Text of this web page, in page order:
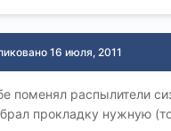
16 июля, 2011
поменял распылители
прокладку нужную